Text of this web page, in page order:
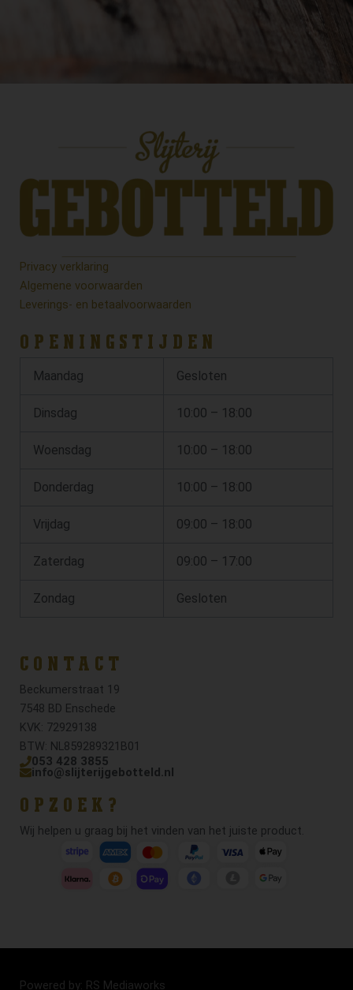
Privacy verklaring
Algemene voorwaarden
Leverings- en betaalvoorwaarden
OPENINGSTIJDEN
Maandag Gesloten
Dinsdag 10:00 – 18:00
Woensdag 10:00 – 18:00
Donderdag 10:00 – 18:00
Vrijdag 09:00 – 18:00
Zaterdag 09:00 – 17:00
Zondag Gesloten
CONTACT
Beckumerstraat 19
7548 BD Enschede
KVK: 72929138
BTW: NL859289321B01
053 428 3855
info@slijterijgebotteld.nl
OPZOEK?
Wij helpen u graag bij het vinden van het juiste product.
Powered by: RS Mediaworks